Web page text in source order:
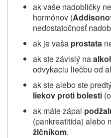
ak vaše nadobličky
hormónov (
nedostatočnosť
ak je vaša prostata
ak ste závislý na
odvykaciu liečbu od
ak ste alebo ste
liekov proti bolesti
ak máte zápal
(pankreatitída) alebo
žlčníkom.